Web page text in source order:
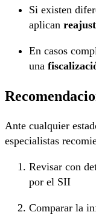
Si existen
aplican
En casos
una
Ante cualquier
especialistas
Revisar con
por el SII
Comparar la